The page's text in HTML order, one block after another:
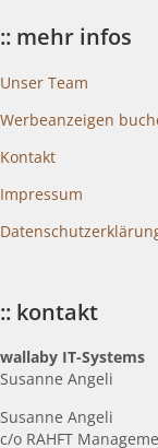
:: mehr infos
Unser Team
Werbeanzeigen
Kontakt
Impressum
:: kontakt
wallaby IT-Systems
Susanne Angeli
Susanne Angeli
c/o RAHFT